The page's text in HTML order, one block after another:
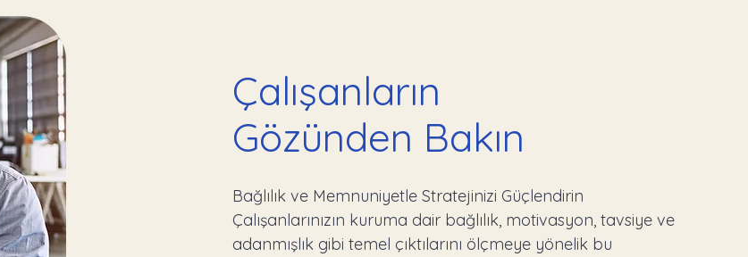
Çalışanların
Gözünden Bakın
Bağlılık ve Memnuniyetle Stratejinizi Güçlendirin
Çalışanlarınızın kuruma dair bağlılık, motivasyon, tavsiye ve
adanmışlık gibi temel çıktılarını ölçmeye yönelik bu